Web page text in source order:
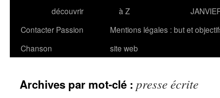
découvrir
à Z
Contacter Passion
Chanson
Mentions légales : but et
site web
Archives par mot-clé : presse écrite